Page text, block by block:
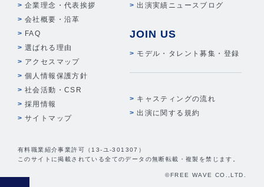
企業理念・代表挨拶
会社概要・沿革
FAQ
選ばれる理由
アクセスマップ
個人情報保護方針
社会活動・CSR
採用情報
サイトマップ
出演実績ニュースブログ
JOIN US
モデル・タレント募集・登録
キャスティングの流れ
出演に関する規約
有料職業紹介事業許可（13-ユ-301307）
このサイトに掲載されている全てのデータの無断転載・複製を禁じます。
©FREE WAVE CO.,LTD.